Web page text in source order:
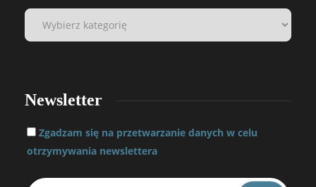
Newsletter
Zgadzam się na przetwarzanie danych w celu
otrzymywania newslettera